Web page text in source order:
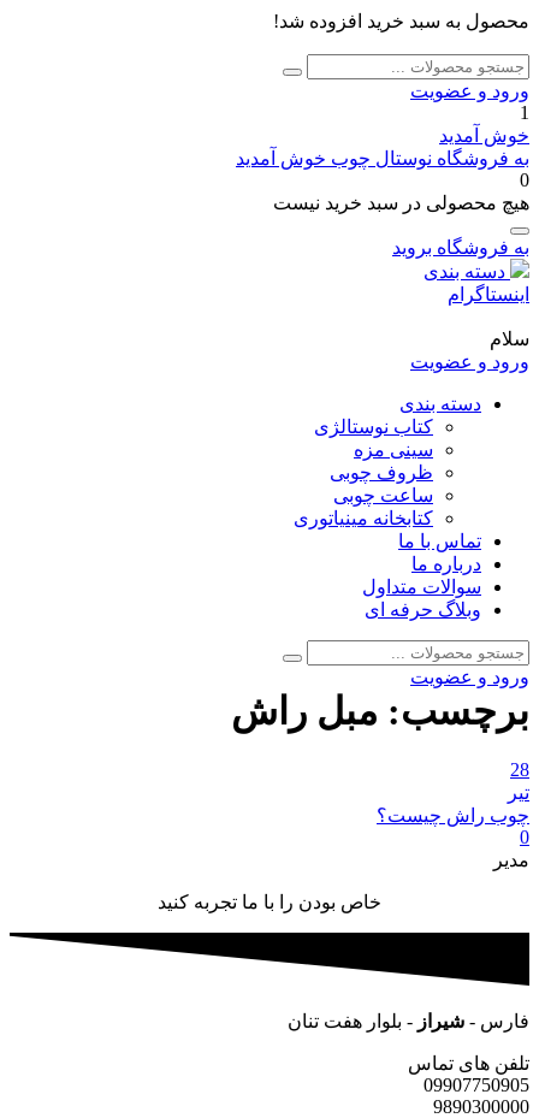
محصول به سبد خرید افزوده شد!
جستجو
برای:
جستجو
ورود و عضویت
1
خوش آمدید
به فروشگاه نوستال چوب خوش آمدید
0
هیچ محصولی در سبد خرید نیست
به فروشگاه بروید
دسته بندی
اینستاگرام
سلام
ورود و عضویت
دسته بندی
کتاب نوستالژی
سینی مزه
ظروف چوبی
ساعت چوبی
کتابخانه مینیاتوری
تماس با ما
درباره ما
سوالات متداول
وبلاگ حرفه ای
جستجو
برای:
جستجو
ورود و عضویت
برچسب: مبل راش
28
تیر
چوب راش چیست؟
0
مدیر
خاص بودن را با ما تجربه کنید
فارس - شیراز - بلوار هفت تنان
تلفن های تماس
09907750905
9890300000